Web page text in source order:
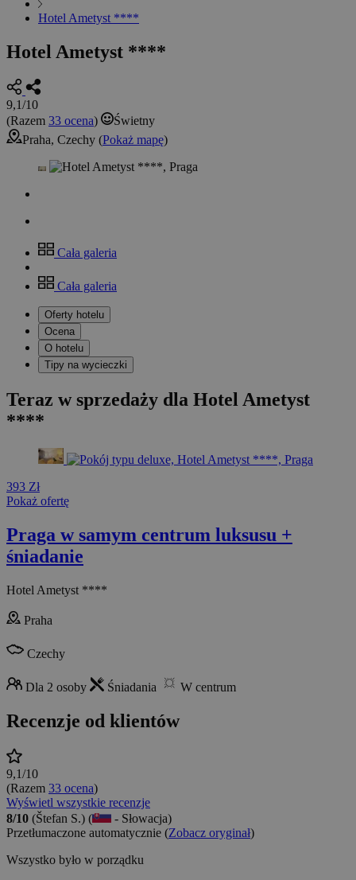
Hotel Ametyst ****
Hotel Ametyst ****
9,1/10
(Razem 33 ocena)
Świetny
Praha, Czechy (Pokaż mapę)
Cała galeria
Cała galeria
Oferty hotelu
Ocena
O hotelu
Tipy na wycieczki
Teraz w sprzedaży dla Hotel Ametyst
****
393 Zł
Pokaż ofertę
Praga w samym centrum luksusu +
śniadanie
Hotel Ametyst ****
Praha
Czechy
Dla 2 osoby Śniadania W centrum
Recenzje od klientów
9,1/10
(Razem 33 ocena)
Wyświetl wszystkie recenzje
8/10 (Štefan S.) (
- Słowacja)
Przetłumaczone automatycznie (Zobacz oryginał)
Wszystko było w porządku